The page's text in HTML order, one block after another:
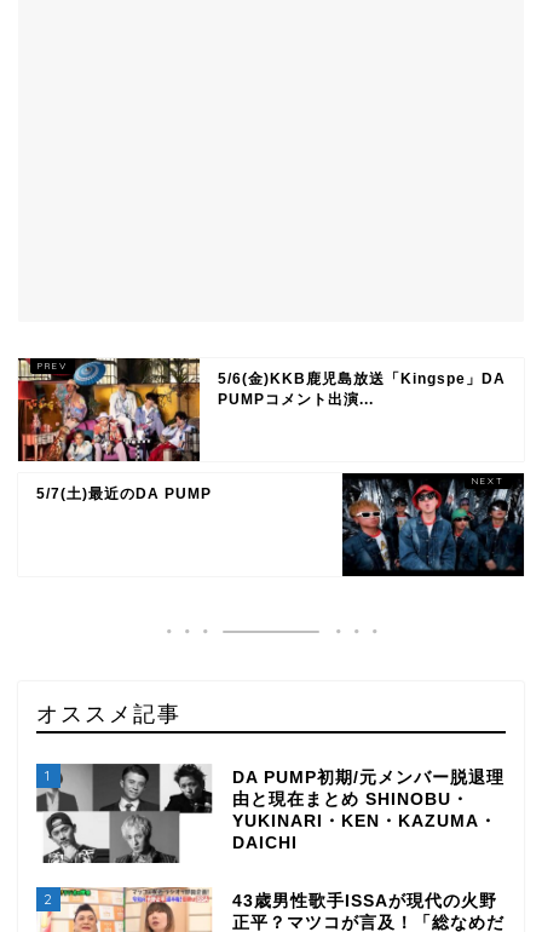
5/6(金)KKB鹿児島放送「Kingspe」DA
PUMPコメント出演...
5/7(土)最近のDA PUMP
オススメ記事
1
DA PUMP初期/元メンバー脱退理
由と現在まとめ SHINOBU・
YUKINARI・KEN・KAZUMA・
DAICHI
2
43歳男性歌手ISSAが現代の火野
正平？マツコが言及！「総なめだ